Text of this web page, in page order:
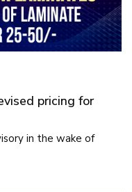
pricing for
in the wake of